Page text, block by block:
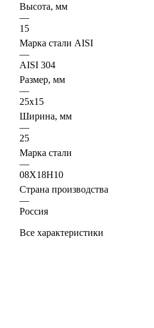
Высота, мм
—
15
Марка стали AISI
—
AISI 304
Размер, мм
—
25x15
Ширина, мм
—
25
Марка стали
—
08Х18Н10
Страна производства
—
Россия
Все характеристики